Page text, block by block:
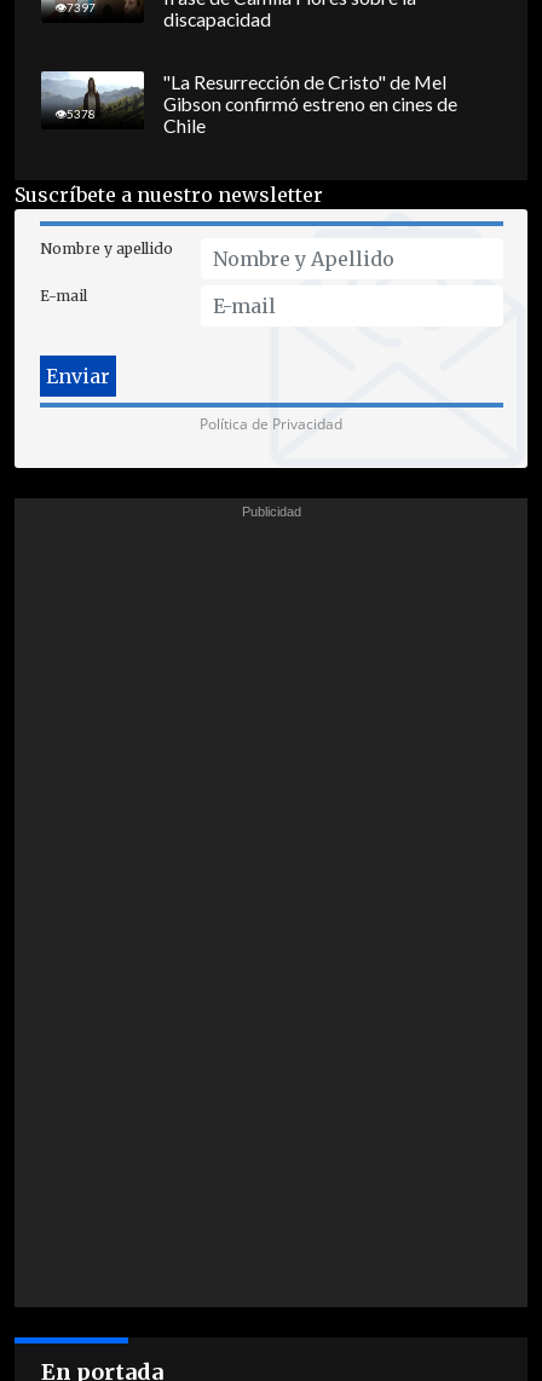
7397
discapacidad
5378
"La Resurrección de Cristo" de Mel
Gibson confirmó estreno en cines de
Chile
Suscríbete a nuestro newsletter
Nombre y apellido
E-mail
Política de Privacidad
En portada